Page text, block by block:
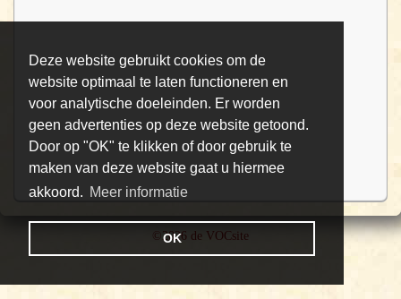
Deze website gebruikt cookies om de
website optimaal te laten functioneren en
voor analytische doeleinden. Er worden
geen advertenties op deze website getoond.
Door op "OK" te klikken of door gebruik te
maken van deze website gaat u hiermee
akkoord. Meer informatie
OK
©2026 de VOCsite